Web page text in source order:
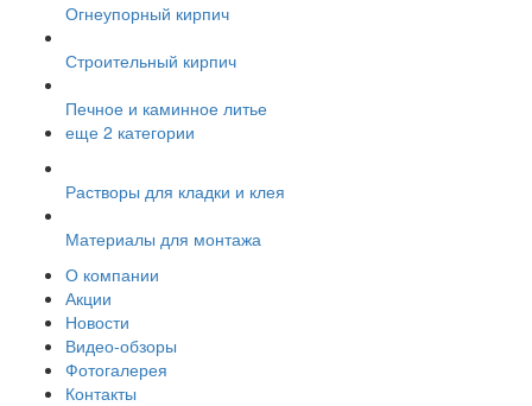
Огнеупорный кирпич
Строительный кирпич
Печное и каминное литье
еще 2 категории
Растворы для кладки и клея
Материалы для монтажа
О компании
Акции
Новости
Видео-обзоры
Фотогалерея
Контакты